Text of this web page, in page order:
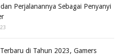
Perjalanannya Sebagai Penyanyi
di Tahun 2023, Gamers